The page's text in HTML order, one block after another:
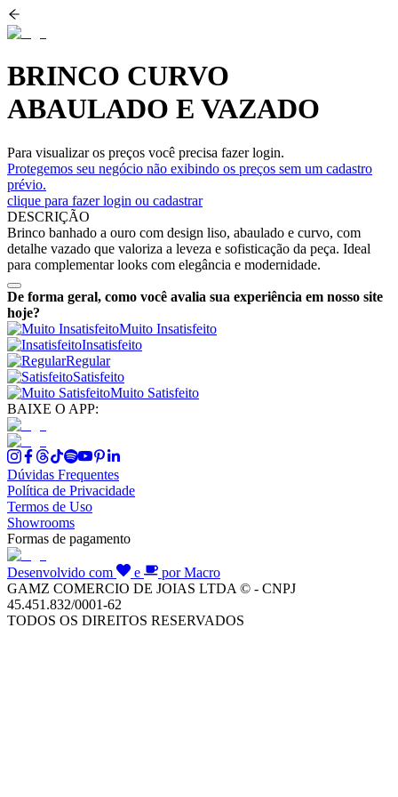
BRINCO CURVO
ABAULADO E VAZADO
Para visualizar os preços você precisa fazer login.
Protegemos seu negócio não exibindo os preços sem um cadastro
prévio.
clique para fazer login ou cadastrar
DESCRIÇÃO
Brinco banhado a ouro com design liso, abaulado e curvo, com
detalhe vazado que valoriza a leveza e sofisticação da peça. Ideal
para complementar looks com elegância e modernidade.
De forma geral, como você avalia sua experiência em nosso site
hoje?
Muito Insatisfeito
Insatisfeito
Regular
Satisfeito
Muito Satisfeito
BAIXE O APP:
Dúvidas Frequentes
Política de Privacidade
Termos de Uso
Showrooms
Formas de pagamento
Desenvolvido com e
por Macro
GAMZ COMERCIO DE JOIAS LTDA © - CNPJ
45.451.832/0001-62
TODOS OS DIREITOS RESERVADOS